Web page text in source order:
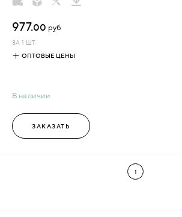
В наличии
977.00 руб
ЗА 1 ШТ.
ОПТОВЫЕ ЦЕНЫ
ЗАКАЗАТЬ
1